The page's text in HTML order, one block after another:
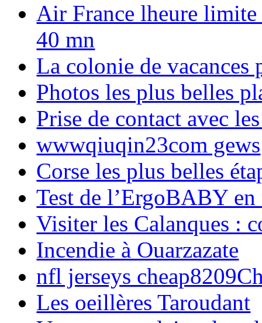
Air France lheure limite
40 mn
La colonie de vacances
Photos les plus belles
Prise de contact avec
wwwqiuqin23com gews
Corse les plus belles
Test de l’ErgoBABY en
Visiter les Calanques :
Incendie à Ouarzazate
nfl jerseys
Les oeillères Taroudant